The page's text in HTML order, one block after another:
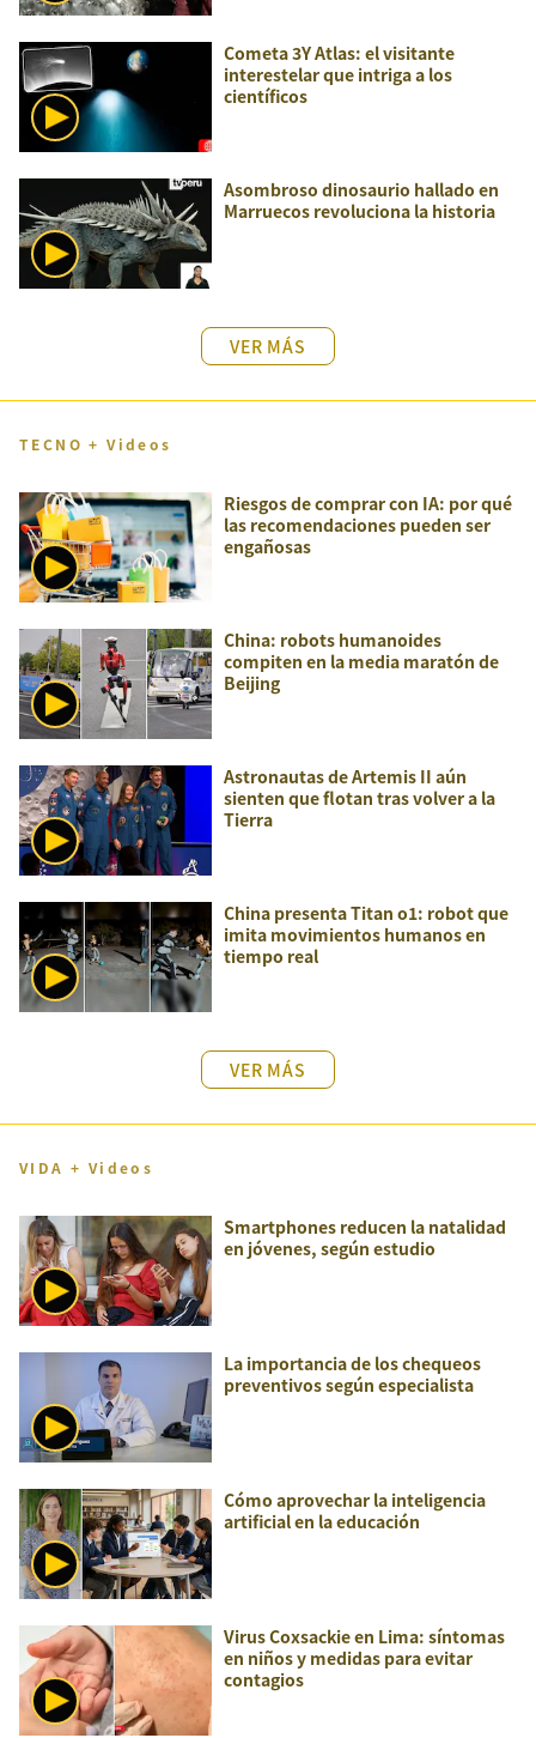
Cometa 3Y Atlas: el visitante
interestelar que intriga a los
científicos
Asombroso dinosaurio hallado en
Marruecos revoluciona la historia
VER MÁS
TECNO + Videos
Riesgos de comprar con IA: por qué
las recomendaciones pueden ser
engañosas
China: robots humanoides
compiten en la media maratón de
Beijing
Astronautas de Artemis II aún
sienten que flotan tras volver a la
Tierra
China presenta Titan o1: robot que
imita movimientos humanos en
tiempo real
VER MÁS
VIDA + Videos
Smartphones reducen la natalidad
en jóvenes, según estudio
La importancia de los chequeos
preventivos según especialista
Cómo aprovechar la inteligencia
artificial en la educación
Virus Coxsackie en Lima: síntomas
en niños y medidas para evitar
contagios